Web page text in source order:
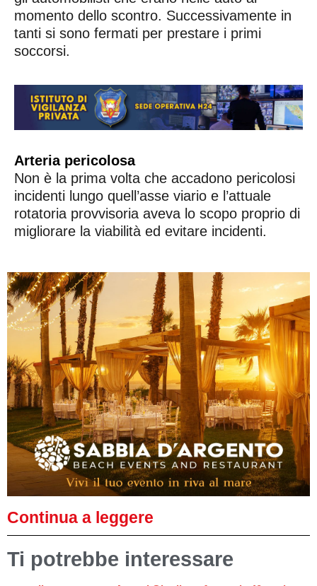
momento dello scontro. Successivamente in
tanti si sono fermati per prestare i primi
soccorsi.
Arteria pericolosa
Non è la prima volta che accadono pericolosi
incidenti lungo quell’asse viario e l’attuale
rotatoria provvisoria aveva lo scopo proprio di
migliorare la viabilità ed evitare incidenti.
Continua a leggere
Ti potrebbe interessare